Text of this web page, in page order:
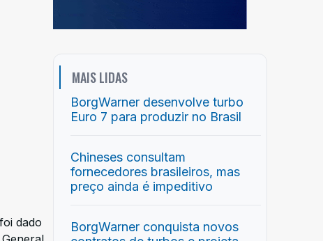
dado
MAIS LIDAS
BorgWarner desenvolve turbo
Euro 7 para produzir no Brasil
Chineses consultam
fornecedores brasileiros, mas
preço ainda é impeditivo
BorgWarner conquista novos